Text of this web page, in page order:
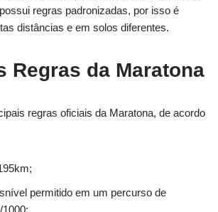
regras padronizadas, por isso é
distâncias e em solos diferentes.
Regras da Maratona
regras oficiais da Maratona, de acordo
permitido em um percurso de